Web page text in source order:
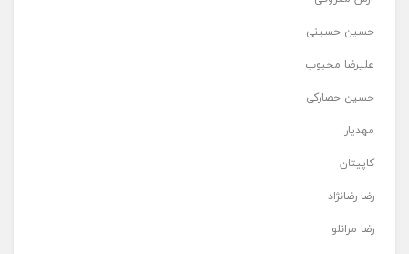
حسین حسینی
علیرضا محبوب
حسین حصارکی
مهدیار
کاپیتان
رضا رضانژاد
رضا مرانلو